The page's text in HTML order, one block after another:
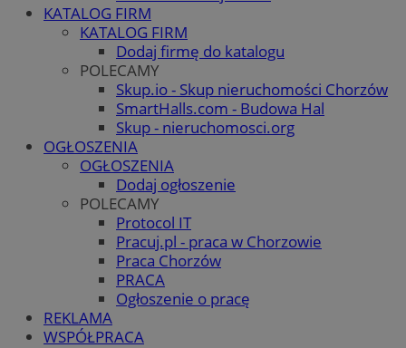
KATALOG FIRM
KATALOG FIRM
Dodaj firmę do katalogu
POLECAMY
Skup.io - Skup nieruchomości Chorzów
SmartHalls.com - Budowa Hal
Skup - nieruchomosci.org
OGŁOSZENIA
OGŁOSZENIA
Dodaj ogłoszenie
POLECAMY
Protocol IT
Pracuj.pl - praca w Chorzowie
Praca Chorzów
PRACA
Ogłoszenie o pracę
REKLAMA
WSPÓŁPRACA